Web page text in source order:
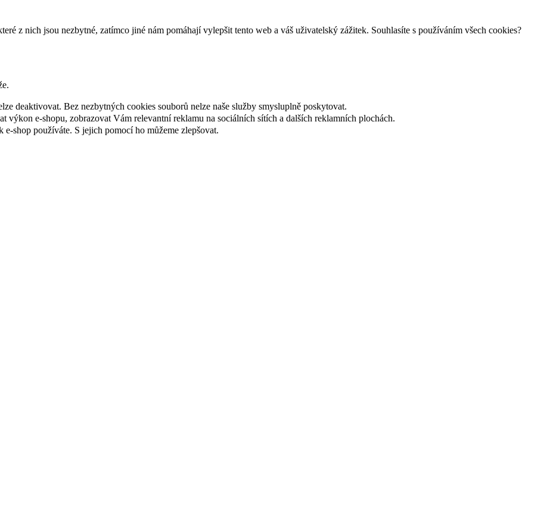
z nich jsou nezbytné, zatímco jiné nám pomáhají vylepšit tento web a váš uživatelský zážitek. Souhlasíte s používáním všech cookies?
deaktivovat. Bez nezbytných cookies souborů nelze naše služby smysluplně poskytovat.
výkon e-shopu, zobrazovat Vám relevantní reklamu na sociálních sítích a dalších reklamních plochách.
shop používáte. S jejich pomocí ho můžeme zlepšovat.